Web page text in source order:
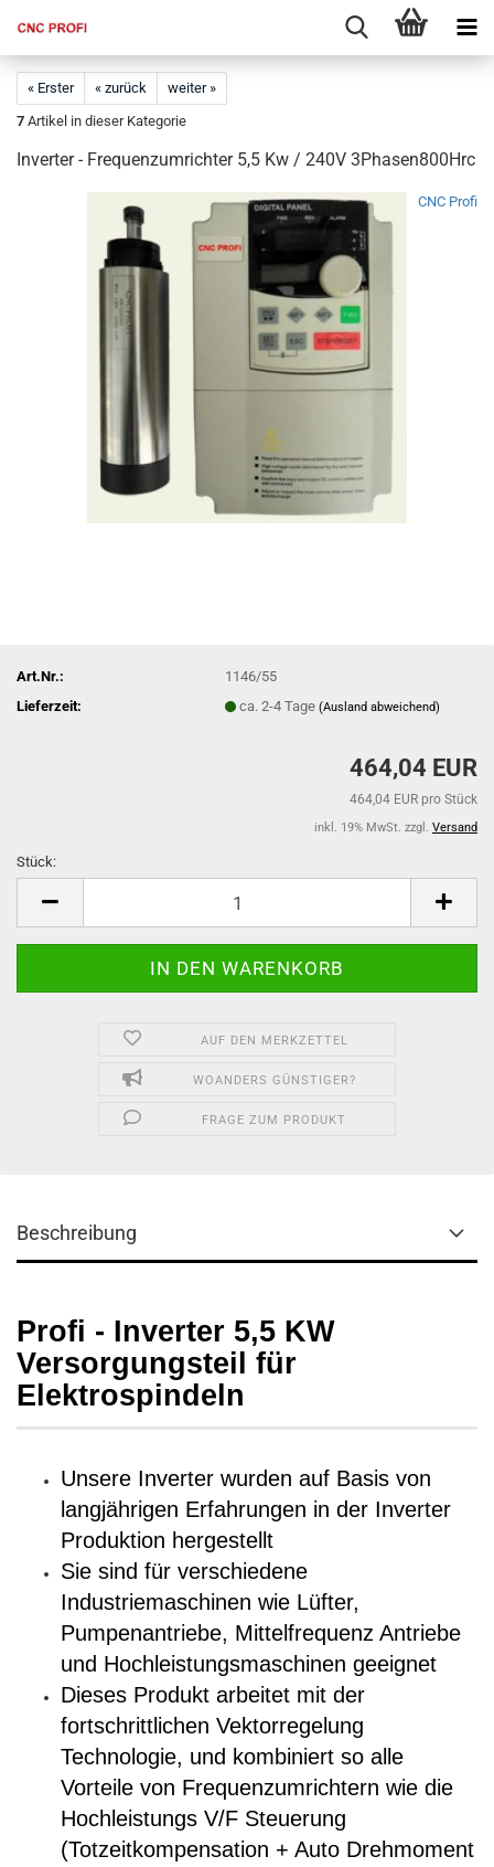
« Erster « zurück
weiter »
7 Artikel in dieser Kategorie
Inverter - Frequenzumrichter 5,5 Kw / 240V 3Phasen800Hrc
CNC Profi
Art.Nr.:
1146/55
Lieferzeit:
ca. 2-4 Tage(Ausland abweichend)
464,04 EUR
464,04 EUR pro Stück
inkl. 19% MwSt. zzgl. Versand
Stück:
AUF DEN MERKZETTEL
WOANDERS GÜNSTIGER?
FRAGE ZUM PRODUKT
Beschreibung
Profi - Inverter 5,5 KW
Versorgungsteil für
Elektrospindeln
Unsere Inverter wurden auf Basis von
langjährigen Erfahrungen in der Inverter
Produktion hergestellt
Sie sind für verschiedene
Industriemaschinen wie Lüfter,
Pumpenantriebe, Mittelfrequenz Antriebe
und Hochleistungsmaschinen geeignet
Dieses Produkt arbeitet mit der
fortschrittlichen Vektorregelung
Technologie, und kombiniert so alle
Vorteile von Frequenzumrichtern wie die
Hochleistungs V/F Steuerung
(Totzeitkompensation + Auto Drehmoment